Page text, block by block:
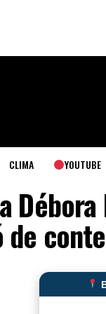
CLIMA YOUTUBE
de